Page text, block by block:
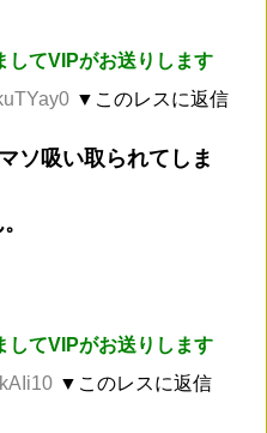
してVIPがお送りします
▼このレスに返信
ソ吸い取られてしま
してVIPがお送りします
▼このレスに返信